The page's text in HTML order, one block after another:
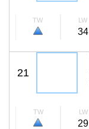
TW LW
34
21
TW LW
29